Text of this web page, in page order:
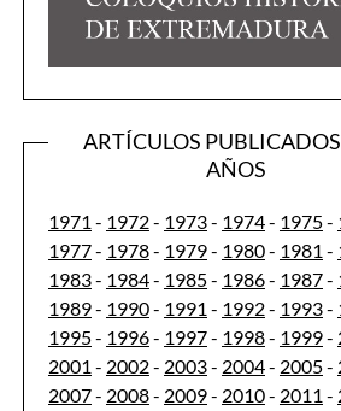
ARTÍCULOS
AÑOS
1971 - 1972- 1973- 1974- 1975-
1977- 1978- 1979- 1980- 1981 -
1983- 1984- 1985- 1986- 1987-
1989- 1990- 1991 - 1992- 1993-
1995- 1996- 1997- 1998- 1999-
2001 - 2002- 2003- 2004- 2005-
2007- 2008- 2009- 2010- 2011 -